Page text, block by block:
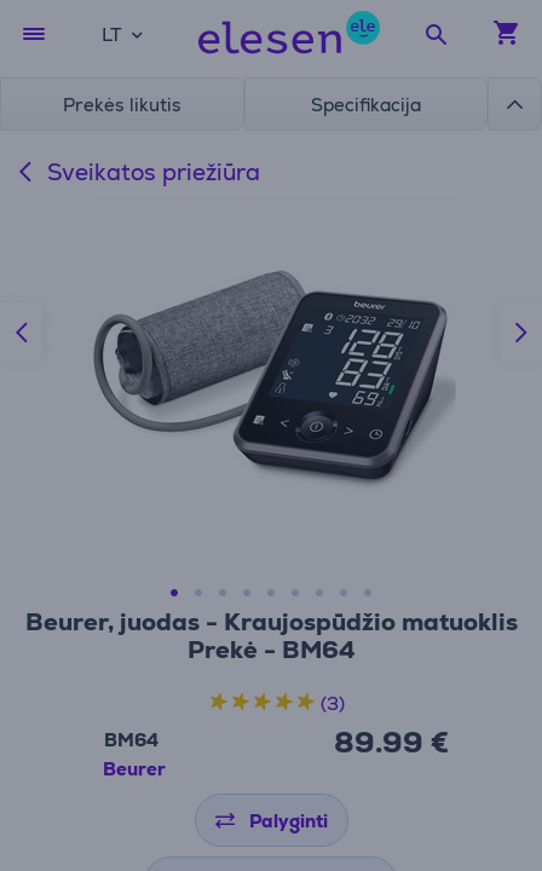
LT
Prekės likutis Specifikacija
Sveikatos priežiūra
Beurer, juodas - Kraujospūdžio matuoklis
Prekė - BM64
BM64
Beurer
89.99 €
(3)
Palyginti